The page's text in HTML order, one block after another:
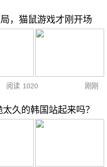
，猫鼠游戏才刚开场
阅读 1020 刚刚
久的韩国站起来吗？